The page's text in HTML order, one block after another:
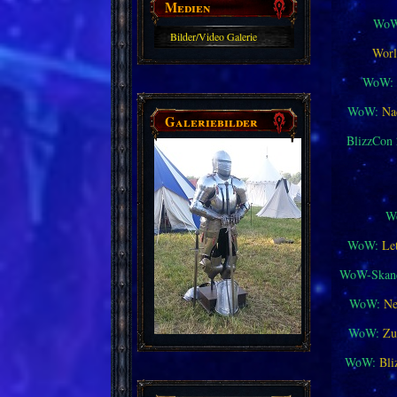
Medien
Bilder/Video Galerie
Galeriebilder
WoW:
WoW:
BlizzCon
WoW:
WoW-
WoW:
WoW:
WoW: